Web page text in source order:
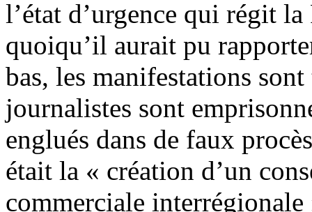
l’état d’urgence qui régit
quoiqu’il aurait pu
bas, les manifestations
journalistes sont
englués dans de faux
était la « création d’un
commerciale